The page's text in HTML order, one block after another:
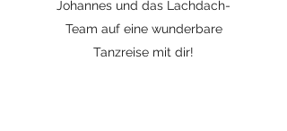
Johannes und das Lachdach-
Team auf eine wunderbare
Tanzreise mit dir!